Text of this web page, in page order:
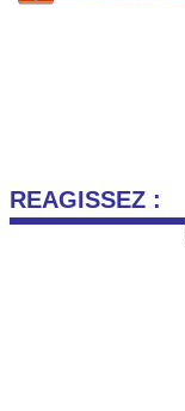
REAGISSEZ :